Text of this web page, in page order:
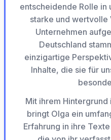
entscheidende Rolle in
starke und wertvolle
Unternehmen
Deutschland
einzigartige
Inhalte, die sie für
Mit ihrem
bringt Olga ein
Erfahrung in ihre